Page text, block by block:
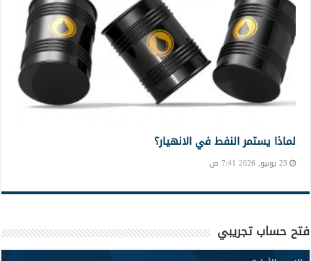
لماذا يستمر النفط في الانهيار؟
23 يونيو, 2026 7:41 ص
فتح حساب تجريبي